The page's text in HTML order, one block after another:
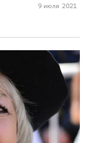
9 июля 2021